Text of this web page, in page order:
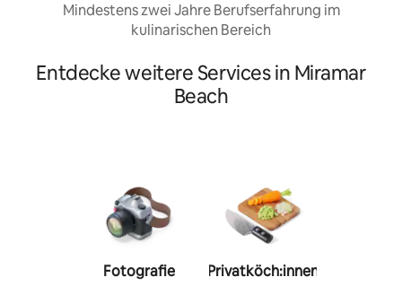
Mindestens zwei Jahre Berufserfahrung im
kulinarischen Bereich
Entdecke weitere Services in Miramar
Beach
Fotografie Privatköch:innen